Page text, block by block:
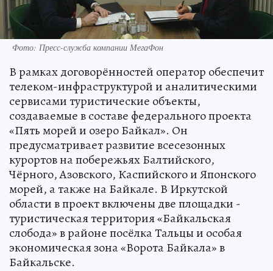
Фото: Пресс-служба компании МегаФон
В рамках договорённостей оператор обеспечит
телеком-инфраструктурой и аналитическими
сервисами туристические объекты,
создаваемые в составе федерального проекта
«Пять морей и озеро Байкал». Он
предусматривает развитие всесезонных
курортов на побережьях Балтийского,
Чёрного, Азовского, Каспийского и Японского
морей, а также на Байкале. В Иркутской
области в проект включены две площадки -
туристическая территория «Байкальская
слобода» в районе посёлка Тальцы и особая
экономическая зона «Ворота Байкала» в
Байкальске.